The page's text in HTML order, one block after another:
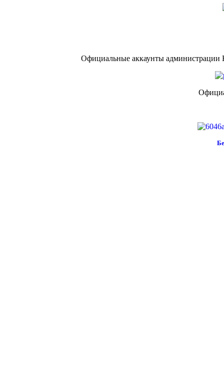
Официальные аккаунты администрации